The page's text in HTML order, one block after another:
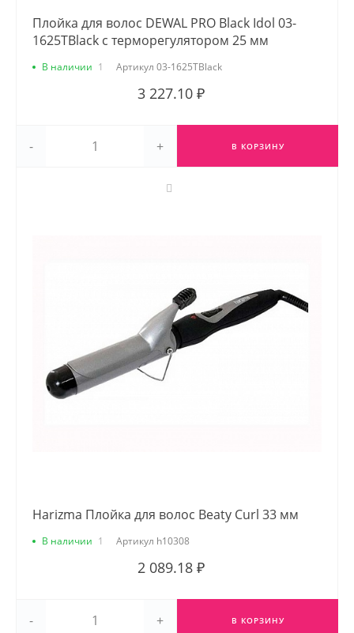
Плойка для волос DEWAL PRO Black Idol 03-
1625TBlack с терморегулятором 25 мм
В наличии 1 Артикул 03-1625TBlack
3 227.10 ₽
- + В КОРЗИНУ
Harizma Плойка для волос Beaty Curl 33 мм
В наличии 1 Артикул h10308
2 089.18 ₽
- + В КОРЗИНУ